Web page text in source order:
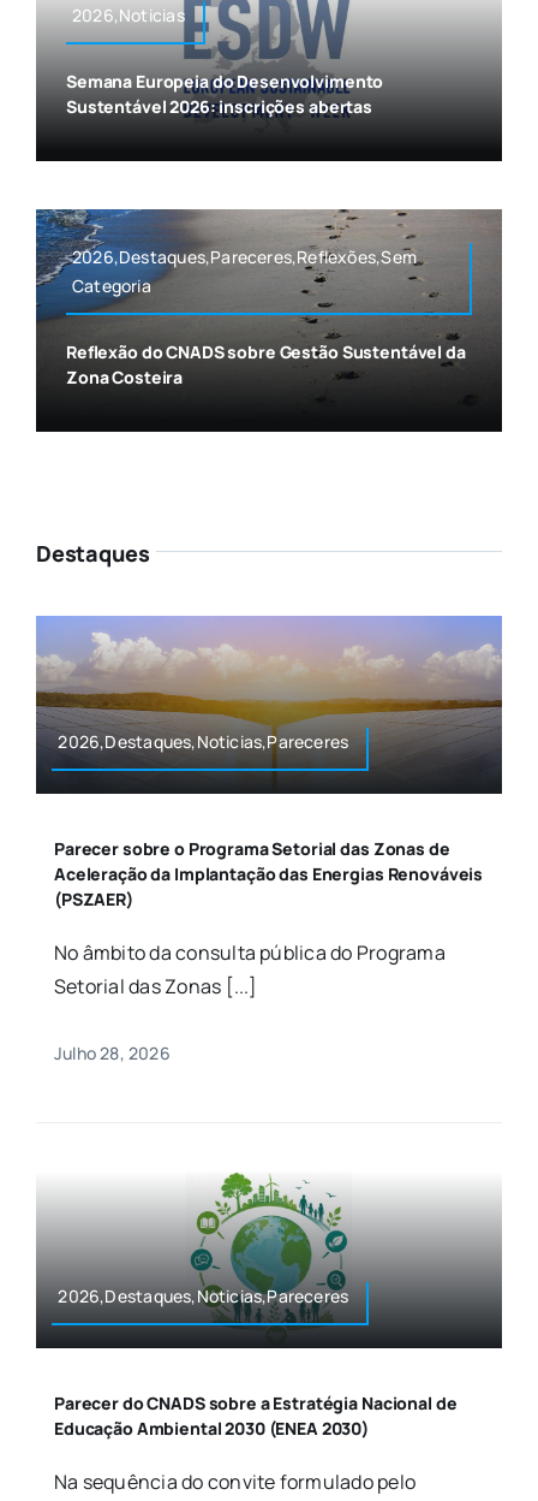
2026,Noticias
Semana Europeia do Desenvolvimento
Sustentável 2026: inscrições abertas
2026,Destaques,Pareceres,Reflexões,Sem
Categoria
Reflexão do CNADS sobre Gestão Sustentável da
Zona Costeira
Destaques
2026,Destaques,Noticias,Pareceres
Parecer sobre o Programa Setorial das Zonas de
Aceleração da Implantação das Energias Renováveis
(PSZAER)
No âmbito da consulta pública do Programa
Setorial das Zonas [...]
Julho 28, 2026
2026,Destaques,Noticias,Pareceres
Parecer do CNADS sobre a Estratégia Nacional de
Educação Ambiental 2030 (ENEA 2030)
Na sequência do convite formulado pelo